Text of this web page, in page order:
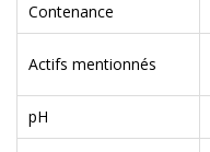
Contenance
Actifs mentionnés
pH